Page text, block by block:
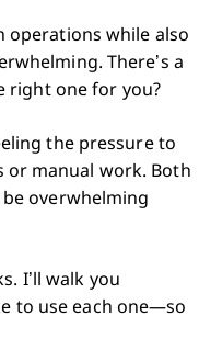
operations while also
There’s a
right one for you?
the pressure to
or manual work. Both
overwhelming
I’ll walk you
to use each one—so